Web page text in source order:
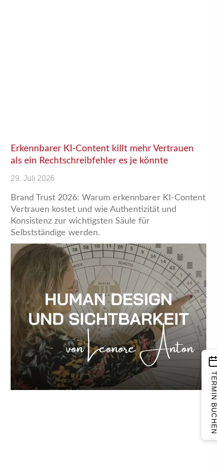
Erkennbarer KI-Content killt mehr Vertrauen
als ein Rechtschreibfehler es je könnte
29. Juli 2026
Brand Trust 2026: Warum erkennbarer KI-Content
Vertrauen kostet und wie Authentizität und
Konsistenz zur wichtigsten Säule für
Selbstständige werden.
TERMIN